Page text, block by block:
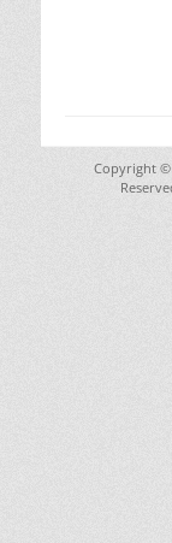
Copyright ©